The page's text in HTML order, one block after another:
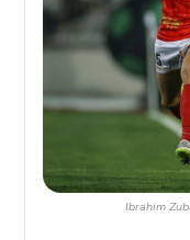
Ibrahim